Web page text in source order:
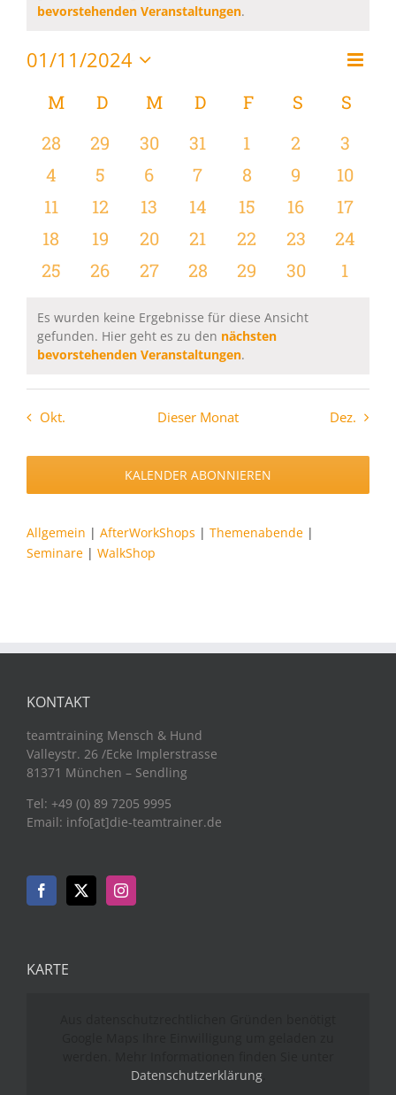
bevorstehenden Veranstaltungen.
Monat
01/11/2024
wählen.
Kalender
von
Veranstaltungen
MMONTAG
D DIENSTAG
MMITTWOCH
D DONNERSTAG
F FREITAG
S SAMSTAG
S
0
Veranstaltungen
28
0
Veranstaltungen
29
0
Veranstaltungen
30
0
Veranstaltungen
31
0
Veranstaltungen
1
0
2
0
3
0
Veranstaltungen
4
0
Veranstaltungen
5
0
Veranstaltungen
6
0
Veranstaltungen
7
0
Veranstaltungen
8
0
9
0
10
0
Veranstaltungen
11
0
Veranstaltungen
12
0
Veranstaltungen
13
0
Veranstaltungen
14
0
Veranstaltungen
15
0
16
0
17
0
Veranstaltungen
18
0
Veranstaltungen
19
0
Veranstaltungen
20
0
Veranstaltungen
21
0
Veranstaltungen
22
0
23
0
24
0
25
0
26
0
27
0
28
0
29
0
30
0
1
Hinweis
Es wurden keine Ergebnisse für diese Ansicht
gefunden. Hier geht es zu den nächsten
bevorstehenden Veranstaltungen.
Okt. Dieser Monat Dez.
KALENDER ABONNIEREN
Allgemein | AfterWorkShops | Themenabende |
Seminare | WalkShop
KONTAKT
teamtraining Mensch & Hund
Valleystr. 26 /Ecke Implerstrasse
81371 München – Sendling
Tel: +49 (0) 89 7205 9995
Email: info[at]die-teamtrainer.de
KARTE
Datenschutzerklärung.